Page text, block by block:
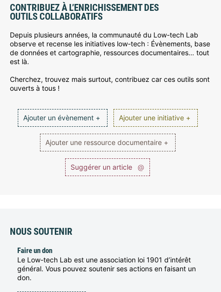
CONTRIBUEZ À L’ENRICHISSEMENT DES
OUTILS COLLABORATIFS
Depuis plusieurs années, la communauté du Low-tech Lab
observe et recense les initiatives low-tech : Évènements, base
de données et cartographie, ressources documentaires… tout
est là.
Cherchez, trouvez mais surtout, contribuez car ces outils sont
ouverts à tous !
Ajouter un évènement + Ajouter une initiative +
Ajouter une ressource documentaire +
Suggérer un article @
NOUS SOUTENIR
Faire un don
Le Low-tech Lab est une association loi 1901 d’intérêt
général. Vous pouvez soutenir ses actions en faisant un
don.